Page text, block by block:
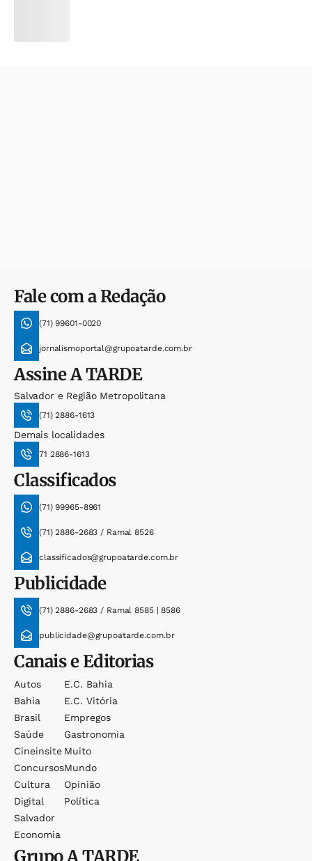
Fale com a Redação
(71) 99601-0020
jornalismoportal@grupoatarde.com.br
AssineA TARDE
Salvador e Região Metropolitana
(71) 2886-1613
Demais localidades
71 2886-1613
Classificados
(71) 99965-8961
(71) 2886-2683 / Ramal 8526
classificados@grupoatarde.com.br
Publicidade
(71) 2886-2683 / Ramal 8585 | 8586
publicidade@grupoatarde.com.br
Canais e Editorias
Autos
Bahia
Brasil
Saúde
Cineinsite
Concursos
Cultura
Digital
Salvador
Economia
E.c. Bahia
E.c. Vitória
Empregos
Gastronomia
Muito
Mundo
Opinião
Política
GrupoA TARDE